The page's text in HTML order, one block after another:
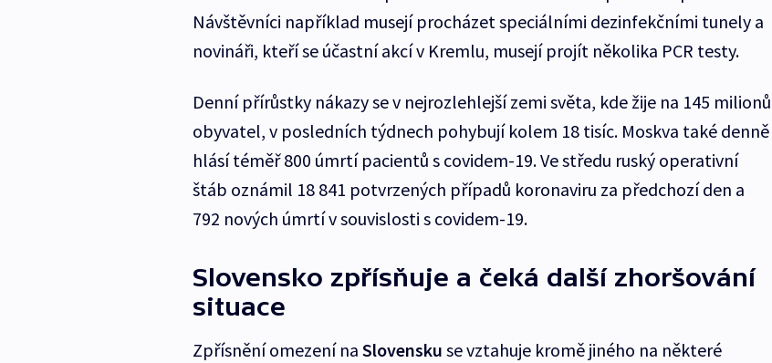
Návštěvníci například musejí procházet speciálními dezinfekčními tunely a
novináři, kteří se účastní akcí v Kremlu, musejí projít několika PCR testy.
Denní přírůstky nákazy se v nejrozlehlejší zemi světa, kde žije na 145 milionů
obyvatel, v posledních týdnech pohybují kolem 18 tisíc. Moskva také denně
hlásí téměř 800 úmrtí pacientů s covidem-19. Ve středu ruský operativní
štáb oznámil 18 841 potvrzených případů koronaviru za předchozí den a
792 nových úmrtí v souvislosti s covidem-19.
Slovensko zpřísňuje a čeká další zhoršování
situace
Zpřísnění omezení na Slovensku se vztahuje kromě jiného na některé